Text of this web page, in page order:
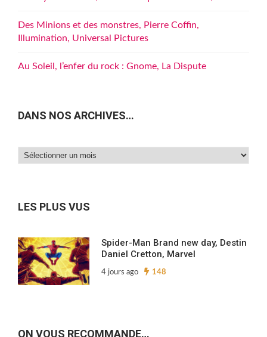
Des Minions et des monstres, Pierre Coffin,
Illumination, Universal Pictures
Au Soleil, l’enfer du rock : Gnome, La Dispute
DANS NOS ARCHIVES…
Dans
LES PLUS VUS
Spider-Man Brand new day, Destin
Daniel Cretton, Marvel
4 jours ago 148
ON VOUS RECOMMANDE…